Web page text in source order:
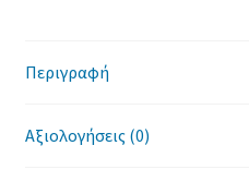
Περιγραφή
Αξιολογήσεις (0)